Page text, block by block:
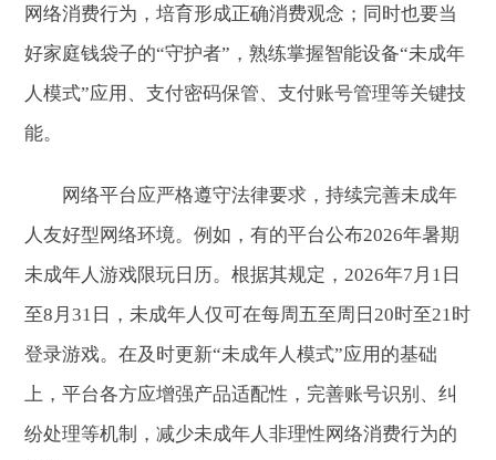
网络消费行为，培育形成正确消费观念；同时也要当
好家庭钱袋子的“守护者”，熟练掌握智能设备“未成年
人模式”应用、支付密码保管、支付账号管理等关键技
能。
网络平台应严格遵守法律要求，持续完善未成年
人友好型网络环境。例如，有的平台公布2026年暑期
未成年人游戏限玩日历。根据其规定，2026年7月1日
至8月31日，未成年人仅可在每周五至周日20时至21时
登录游戏。在及时更新“未成年人模式”应用的基础
上，平台各方应增强产品适配性，完善账号识别、纠
纷处理等机制，减少未成年人非理性网络消费行为的